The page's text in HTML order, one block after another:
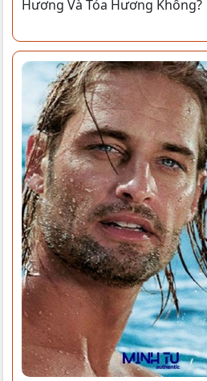
Hương Và Tỏa Hương Không?